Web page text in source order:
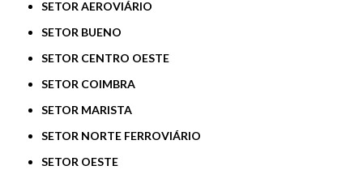
SETOR AEROVIÁRIO
SETOR BUENO
SETOR CENTRO OESTE
SETOR COIMBRA
SETOR MARISTA
SETOR NORTE FERROVIÁRIO
SETOR OESTE